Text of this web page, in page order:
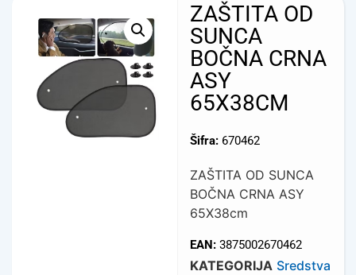
ZAŠTITA OD
SUNCA
BOČNA CRNA
ASY
65X38CM
Šifra: 670462
ZAŠTITA OD SUNCA
BOČNA CRNA ASY
65X38cm
EAN:3875002670462
KATEGORIJA Sredstva